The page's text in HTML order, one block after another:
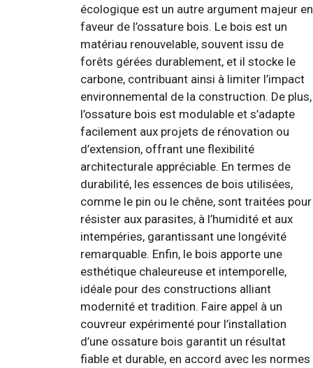
écologique est un autre argument majeur en
faveur de l’ossature bois. Le bois est un
matériau renouvelable, souvent issu de
forêts gérées durablement, et il stocke le
carbone, contribuant ainsi à limiter l’impact
environnemental de la construction. De plus,
l’ossature bois est modulable et s’adapte
facilement aux projets de rénovation ou
d’extension, offrant une flexibilité
architecturale appréciable. En termes de
durabilité, les essences de bois utilisées,
comme le pin ou le chêne, sont traitées pour
résister aux parasites, à l’humidité et aux
intempéries, garantissant une longévité
remarquable. Enfin, le bois apporte une
esthétique chaleureuse et intemporelle,
idéale pour des constructions alliant
modernité et tradition. Faire appel à un
couvreur expérimenté pour l’installation
d’une ossature bois garantit un résultat
fiable et durable, en accord avec les normes